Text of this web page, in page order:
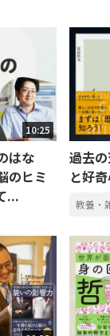
10:25
はな
のヒミ
...
過去
と好
教養・